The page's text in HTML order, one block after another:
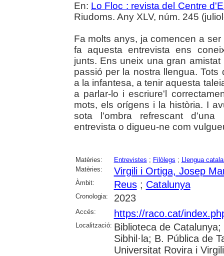
En: Lo Floc : revista del Centre
Riudoms. Any XLV, núm. 245
Fa molts anys, ja comencen a
fa aquesta entrevista ens
junts. Ens uneix una gran
passió per la nostra llengua.
a la infantesa, a tenir aquesta
a parlar-lo i escriure'l
mots, els orígens i la història. I
sota l'ombra refrescant d'una
entrevista o digueu-ne com
Matèries: Entrevistes ; Filòlegs ;
Llengua
Matèries:
Virgili i Ortiga, Josep
Àmbit: Reus; Catalunya
Cronologia: 2023
Accés: https://raco.cat/
Localització: Biblioteca de
Sibhil·la; B. Pública de
Universitat Rovira i Virgili